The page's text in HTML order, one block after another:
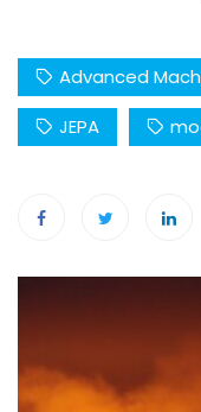
Advanced
JEPA
de
l’article